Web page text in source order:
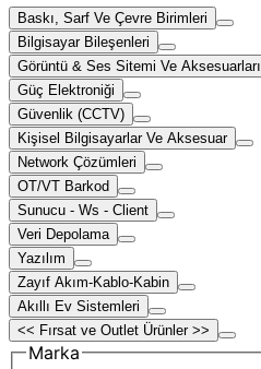
Baskı, Sarf Ve Çevre Birimleri
Bilgisayar Bileşenleri
Görüntü & Ses Sitemi Ve Aksesuarları
Güç Elektroniği
Güvenlik (CCTV)
Kişisel Bilgisayarlar Ve Aksesuar
Network Çözümleri
OT/VT Barkod
Sunucu - Ws - Client
Veri Depolama
Yazılım
Zayıf Akım-Kablo-Kabin
Akıllı Ev Sistemleri
<< Fırsat ve Outlet Ürünler >>
Marka